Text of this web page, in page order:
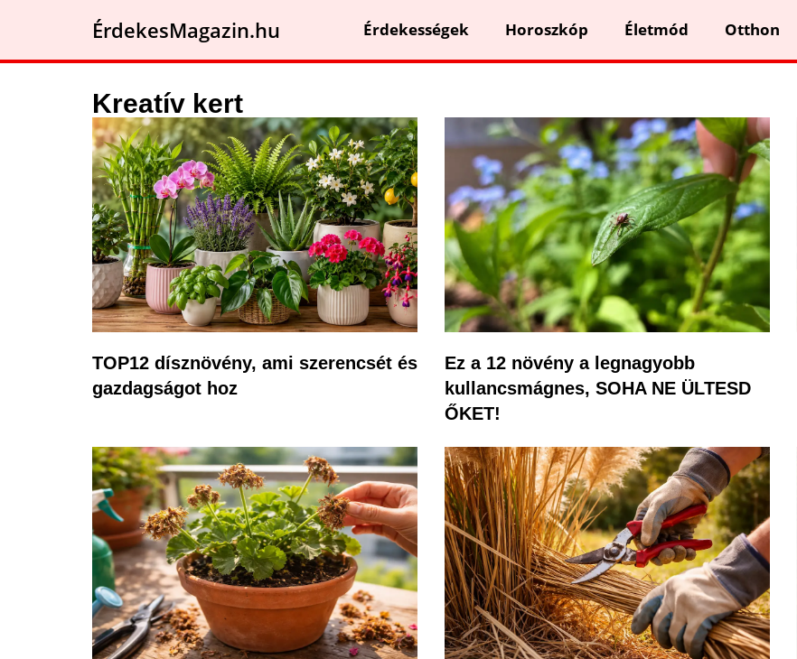
ÉrdekesMagazin.hu Érdekességek Horoszkóp Életmód Otthon
Kreatív kert
TOP12 dísznövény, ami szerencsét és
gazdagságot hoz
Ez a 12 növény a legnagyobb
kullancsmágnes, SOHA NE ÜLTESD
ŐKET!